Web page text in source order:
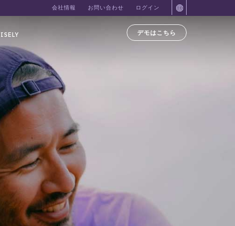
会社情報 お問い合わせ ログイン
デモはこちら